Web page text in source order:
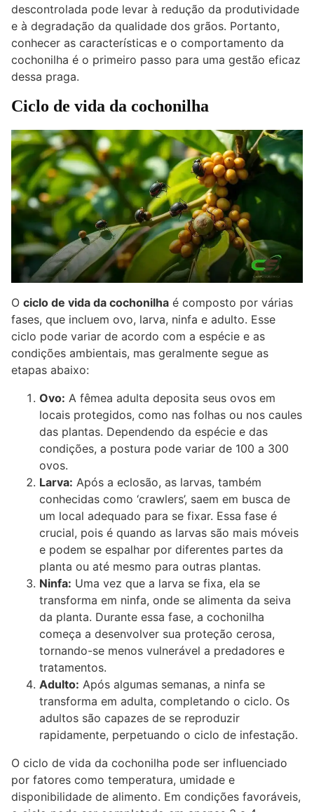
descontrolada pode levar à redução da produtividade
e à degradação da qualidade dos grãos. Portanto,
conhecer as características e o comportamento da
cochonilha é o primeiro passo para uma gestão eficaz
dessa praga.
Ciclo de vida da cochonilha
O ciclo de vida da cochonilha é composto por várias
fases, que incluem ovo, larva, ninfa e adulto. Esse
ciclo pode variar de acordo com a espécie e as
condições ambientais, mas geralmente segue as
etapas abaixo:
Ovo: A fêmea adulta deposita seus ovos em
locais protegidos, como nas folhas ou nos caules
das plantas. Dependendo da espécie e das
condições, a postura pode variar de 100 a 300
ovos.
Larva: Após a eclosão, as larvas, também
conhecidas como ‘crawlers’, saem em busca de
um local adequado para se fixar. Essa fase é
crucial, pois é quando as larvas são mais móveis
e podem se espalhar por diferentes partes da
planta ou até mesmo para outras plantas.
Ninfa: Uma vez que a larva se fixa, ela se
transforma em ninfa, onde se alimenta da seiva
da planta. Durante essa fase, a cochonilha
começa a desenvolver sua proteção cerosa,
tornando-se menos vulnerável a predadores e
tratamentos.
Adulto: Após algumas semanas, a ninfa se
transforma em adulta, completando o ciclo. Os
adultos são capazes de se reproduzir
rapidamente, perpetuando o ciclo de infestação.
O ciclo de vida da cochonilha pode ser influenciado
por fatores como temperatura, umidade e
disponibilidade de alimento. Em condições favoráveis,